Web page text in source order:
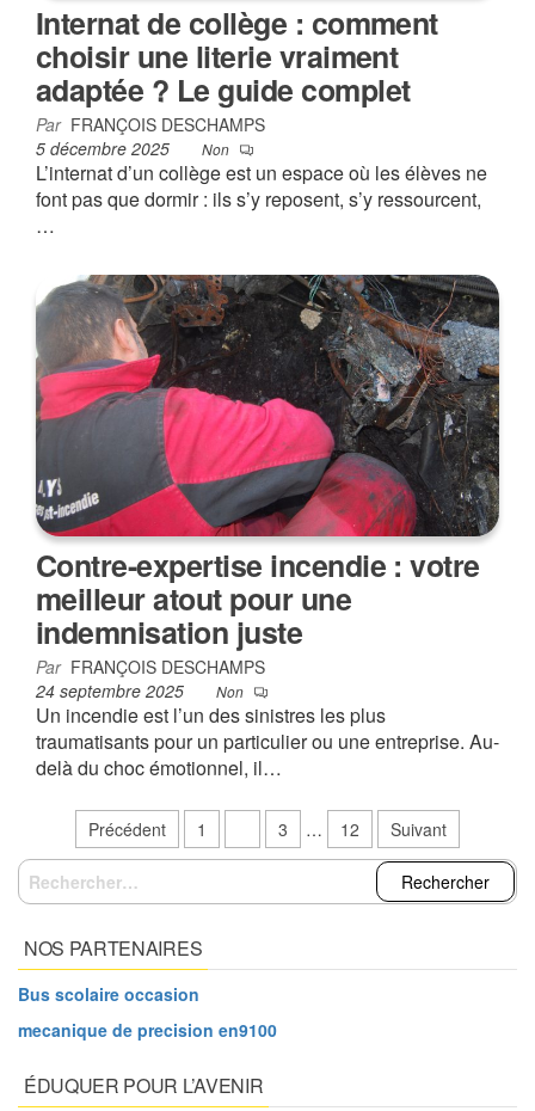
Internat de collège : comment
choisir une literie vraiment
adaptée ? Le guide complet
Par FRANÇOIS DESCHAMPS
5 décembre 2025
Non
L’internat d’un collège est un espace où les élèves ne
font pas que dormir : ils s’y reposent, s’y ressourcent,
…
Contre-expertise incendie : votre
meilleur atout pour une
indemnisation juste
Par FRANÇOIS DESCHAMPS
24 septembre 2025
Non
Un incendie est l’un des sinistres les plus
traumatisants pour un particulier ou une entreprise. Au-
delà du choc émotionnel, il…
Pagination
des
publications
Précédent 1 3 … 12
Suivant
Rechercher :
NOS PARTENAIRES
Bus scolaire occasion
mecanique de precision en9100
ÉDUQUER POUR L’AVENIR